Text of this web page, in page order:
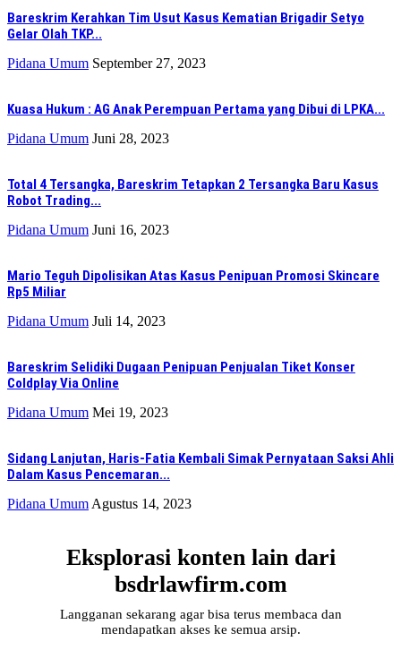
Bareskrim Kerahkan Tim Usut Kasus Kematian Brigadir Setyo
Gelar Olah TKP...
Pidana Umum September 27, 2023
Kuasa Hukum : AG Anak Perempuan Pertama yang Dibui di LPKA...
Pidana Umum Juni 28, 2023
Total 4 Tersangka, Bareskrim Tetapkan 2 Tersangka Baru Kasus
Robot Trading...
Pidana Umum Juni 16, 2023
Mario Teguh Dipolisikan Atas Kasus Penipuan Promosi Skincare
Rp5 Miliar
Pidana Umum Juli 14, 2023
Bareskrim Selidiki Dugaan Penipuan Penjualan Tiket Konser
Coldplay Via Online
Pidana Umum Mei 19, 2023
Sidang Lanjutan, Haris-Fatia Kembali Simak Pernyataan Saksi Ahli
Dalam Kasus Pencemaran...
Pidana Umum Agustus 14, 2023
Eksplorasi konten lain dari
bsdrlawfirm.com
Langganan sekarang agar bisa terus membaca dan
mendapatkan akses ke semua arsip.